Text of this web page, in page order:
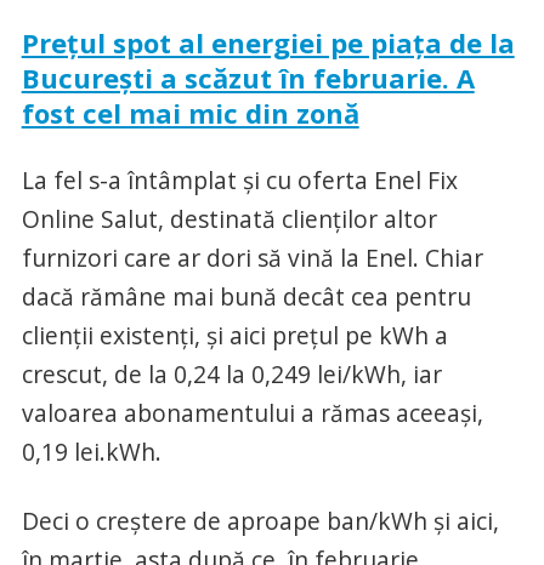
Prețul spot al energiei pe piața de la
București a scăzut în februarie. A
fost cel mai mic din zonă
La fel s-a întâmplat și cu oferta Enel Fix
Online Salut, destinată clienților altor
furnizori care ar dori să vină la Enel. Chiar
dacă rămâne mai bună decât cea pentru
clienții existenți, și aici prețul pe kWh a
crescut, de la 0,24 la 0,249 lei/kWh, iar
valoarea abonamentului a rămas aceeași,
0,19 lei.kWh.
Deci o creștere de aproape ban/kWh și aici,